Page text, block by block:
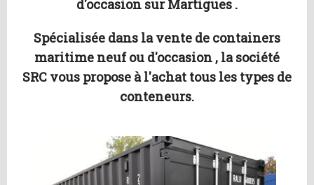
d'occasion sur Martigues .
Spécialisée dans la vente de containers
maritime neuf ou d'occasion , la société
SRC vous propose à l'achat tous les types de
conteneurs.